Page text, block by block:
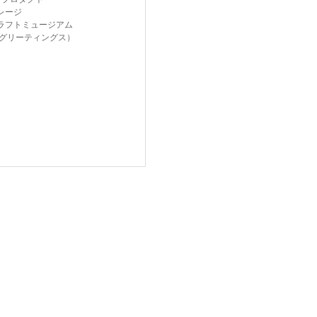
ージ
フトミュージアム
リーティングス）